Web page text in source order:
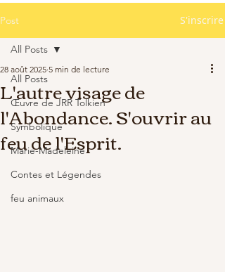
Post S'inscrire
All Posts
Œuvre de JRR Tolkien
Symbolique
Marie-Madeleine
Contes et Légendes
feu animaux
All Posts
L'autre visage de
l'Abondance. S'ouvrir au
feu de l'Esprit.
28 août 2025 5 min de lecture